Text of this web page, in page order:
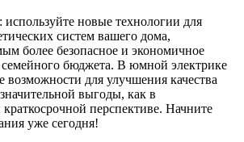
новые технологии для
систем вашего дома,
более безопасное и экономичное
бюджета. В юмной электрике
возможности для улучшения качества
выгоды, как в
перспективе. Начните
уже сегодня!